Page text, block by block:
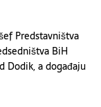
Predstavništva
BiH
Dodik, a događaju